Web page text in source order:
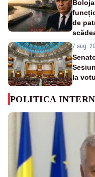
de
7 aug.
la
POLITICA